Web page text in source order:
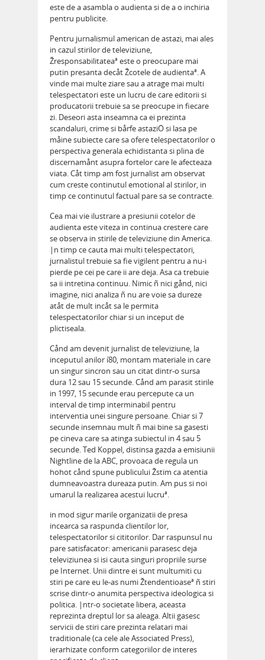
este de a asambla o audienta si de a o inchiria
pentru publicite.
Pentru jurnalismul american de astazi, mai ales
in cazul stirilor de televiziune,
Žresponsabilitateaª este o preocupare mai
putin presanta decåt Žcotele de audientaª. A
vinde mai multe ziare sau a atrage mai multi
telespectatori este un lucru de care editorii si
producatorii trebuie sa se preocupe in fiecare
zi. Deseori asta inseamna ca ei prezinta
scandaluri, crime si bårfe astaziÖ si lasa pe
måine subiecte care sa ofere telespectatorilor o
perspectiva generala echidistanta si plina de
discernamånt asupra fortelor care le afecteaza
viata. Cåt timp am fost jurnalist am observat
cum creste continutul emotional al stirilor, in
timp ce continutul factual pare sa se contracte.
Cea mai vie ilustrare a presiunii cotelor de
audienta este viteza in continua crestere care
se observa in stirile de televiziune din America.
|n timp ce cauta mai multi telespectatori,
jurnalistul trebuie sa fie vigilent pentru a nu-i
pierde pe cei pe care ii are deja. Asa ca trebuie
sa ii intretina continuu. Nimic ñ nici gånd, nici
imagine, nici analiza ñ nu are voie sa dureze
atåt de mult incåt sa le permita
telespectatorilor chiar si un inceput de
plictiseala.
Cånd am devenit jurnalist de televiziune, la
inceputul anilor í80, montam materiale in care
un singur sincron sau un citat dintr-o sursa
dura 12 sau 15 secunde. Cånd am parasit stirile
in 1997, 15 secunde erau percepute ca un
interval de timp interminabil pentru
interventia unei singure persoane. Chiar si 7
secunde insemnau mult ñ mai bine sa gasesti
pe cineva care sa atinga subiectul in 4 sau 5
secunde. Ted Koppel, distinsa gazda a emisiunii
Nightline de la ABC, provoaca de regula un
hohot cånd spune publicului Žstim ca atentia
dumneavoastra dureaza putin. Am pus si noi
umarul la realizarea acestui lucruª.
in mod sigur marile organizatii de presa
incearca sa raspunda clientilor lor,
telespectatorilor si cititorilor. Dar raspunsul nu
pare satisfacator: americanii parasesc deja
televiziunea si isi cauta singuri propriile surse
pe Internet. Unii dintre ei sunt multumiti cu
stiri pe care eu le-as numi Žtendentioaseª ñ stiri
scrise dintr-o anumita perspectiva ideologica si
politica. |ntr-o societate libera, aceasta
reprezinta dreptul lor sa aleaga. Altii gasesc
servicii de stiri care prezinta relatari mai
traditionale (ca cele ale Associated Press),
ierarhizate conform categoriilor de interes